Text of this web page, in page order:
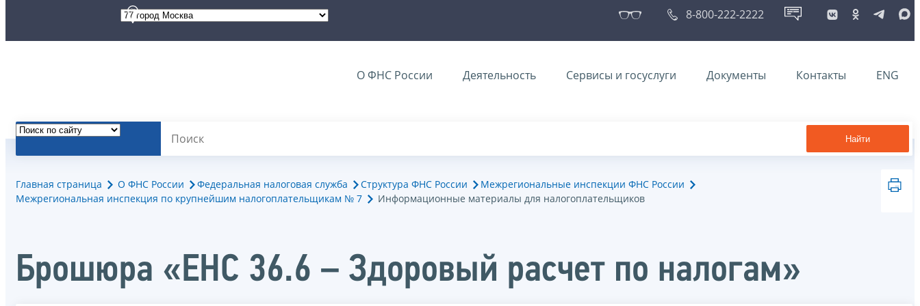
8-800-222-2222
О ФНС России Деятельность Сервисы и госуслуги Документы Контакты ENG
Найти
Главная страница О ФНС России Федеральная налоговая служба Структура ФНС России
Межрегиональные инспекции ФНС России
Межрегиональная инспекция по крупнейшим налогоплательщикам № 7
Информационные материалы для налогоплательщиков
Брошюра «ЕНС 36.6 – Здоровый расчет по налогам»